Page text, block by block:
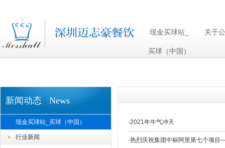
现金买球站_
买球（中国）
关于
新闻动态 News
现金买球站_买球（中国）
行业新闻
·2021年牛气冲天
·热烈庆祝集团中标阿里第七个项